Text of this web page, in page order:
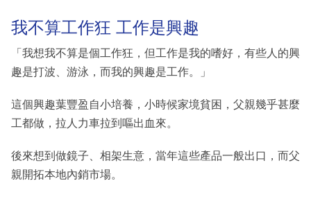
我不算工作狂 工作是興趣
「我想我不算是個工作狂，但工作是我的嗜好，有些人的興
趣是打波、游泳，而我的興趣是工作。」
這個興趣葉豐盈自小培養，小時候家境貧困，父親幾乎甚麼
工都做，拉人力車拉到嘔出血來。
後來想到做鏡子、相架生意，當年這些產品一般出口，而父
親開拓本地內銷市場。